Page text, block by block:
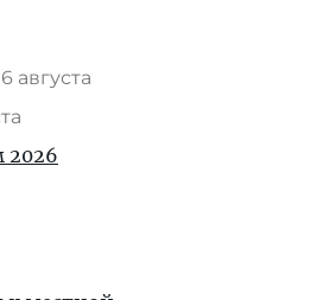
6 августа
2026